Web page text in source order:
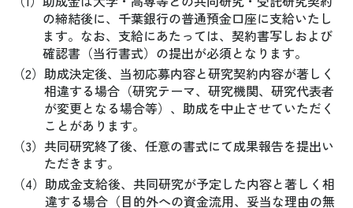
の締結後に、千葉銀行の普通預金口座に支給いたし
ます。なお、支給にあたっては、契約書写しおよび
確認書（当行書式）の提出が必須となります。
（2） 助成決定後、当初応募内容と研究契約内容が著しく
相違する場合（研究テーマ、研究機関、研究代表者
が変更となる場合等）、助成を中止させていただく
ことがあります。
（3） 共同研究終了後、任意の書式にて成果報告を提出い
ただきます。
（4） 助成金支給後、共同研究が予定した内容と著しく相
違する場合（目的外への資金流用、妥当な理由の無